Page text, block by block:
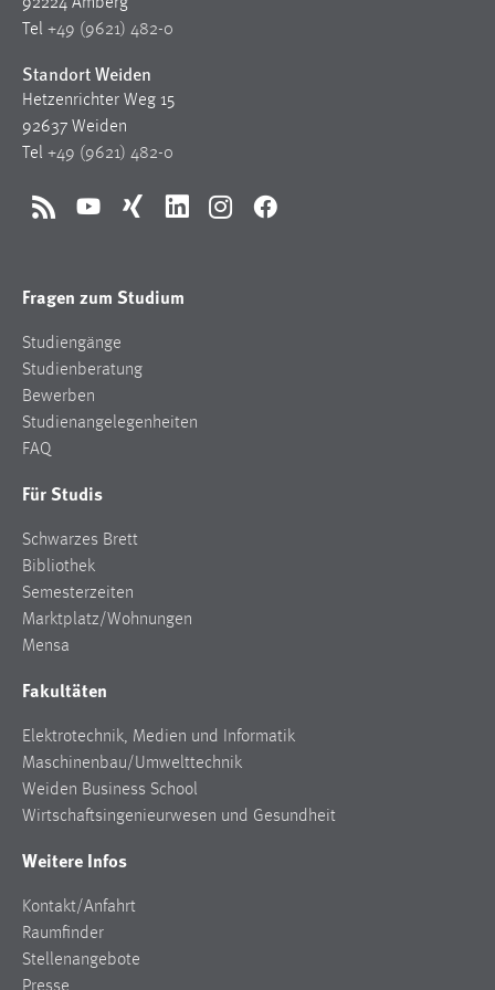
92224 Amberg
Tel +49 (9621) 482-0
Standort Weiden
Hetzenrichter Weg 15
92637 Weiden
Tel +49 (9621) 482-0
RSS YouTubeXing LinkedInInstagramFacebook
Fragen zum Studium
Studiengänge
Studienberatung
Bewerben
Studienangelegenheiten
FAQ
Für Studis
Schwarzes Brett
Bibliothek
Semesterzeiten
Marktplatz/Wohnungen
Mensa
Fakultäten
Elektrotechnik, Medien und Informatik
Maschinenbau/Umwelttechnik
Weiden Business School
Wirtschaftsingenieurwesen und Gesundheit
Weitere Infos
Kontakt/Anfahrt
Raumfinder
Stellenangebote
Cookie Laufzeit:
MARKETING
verwendet, um personalisierte Werbung anzuzeigen.
Name:
Anbieter:
Zweck:
Cookie Laufzeit:
3 Monate
Name:
Anbieter:
Facebook
Zweck:
3 Monate